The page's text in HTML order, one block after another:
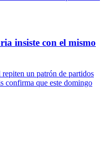
insiste con el mismo
un patrón de partidos
confirma que este domingo